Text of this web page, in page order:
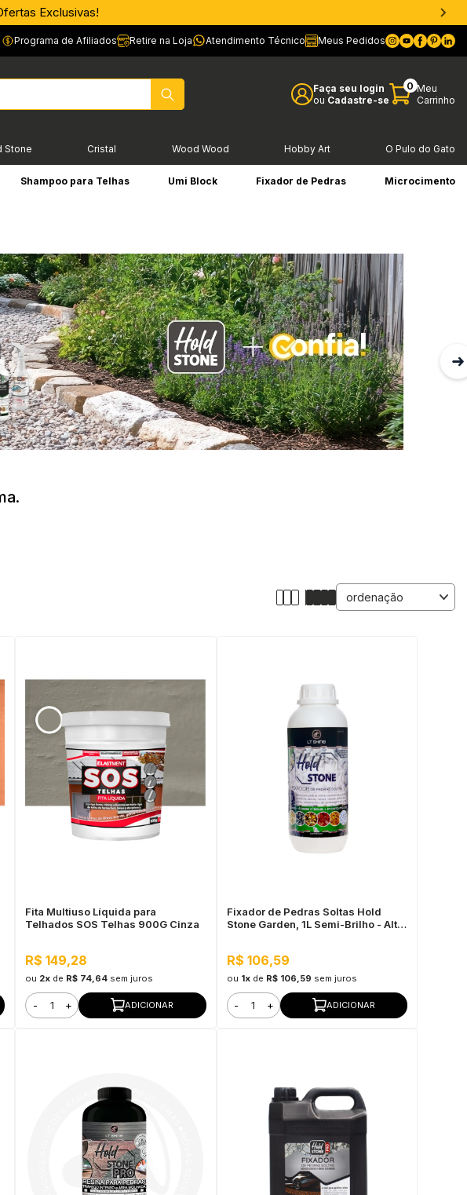
Exclusivas!
Programa de Afiliados Retire na Loja Atendimento Técnico Meus Pedidos
Faça seu login
ou Cadastre-se
0 Meu
Carrinho
Stone Cristal Wood Wood Hobby Art O Pulo do Gato
Shampoo para Telhas Umi Block Fixador de Pedras Microcimento
Fita Multiuso Líquida para
Telhados SOS Telhas 900G Cinza
R$ 149,28
ou 2x de R$ 74,64 sem juros
- + ADICIONAR
Fixador de Pedras Soltas Hold
Stone Garden, 1L Semi-Brilho - Alta
R$ 106,59
ou 1xde R$ 106,59 sem juros
- + ADICIONAR